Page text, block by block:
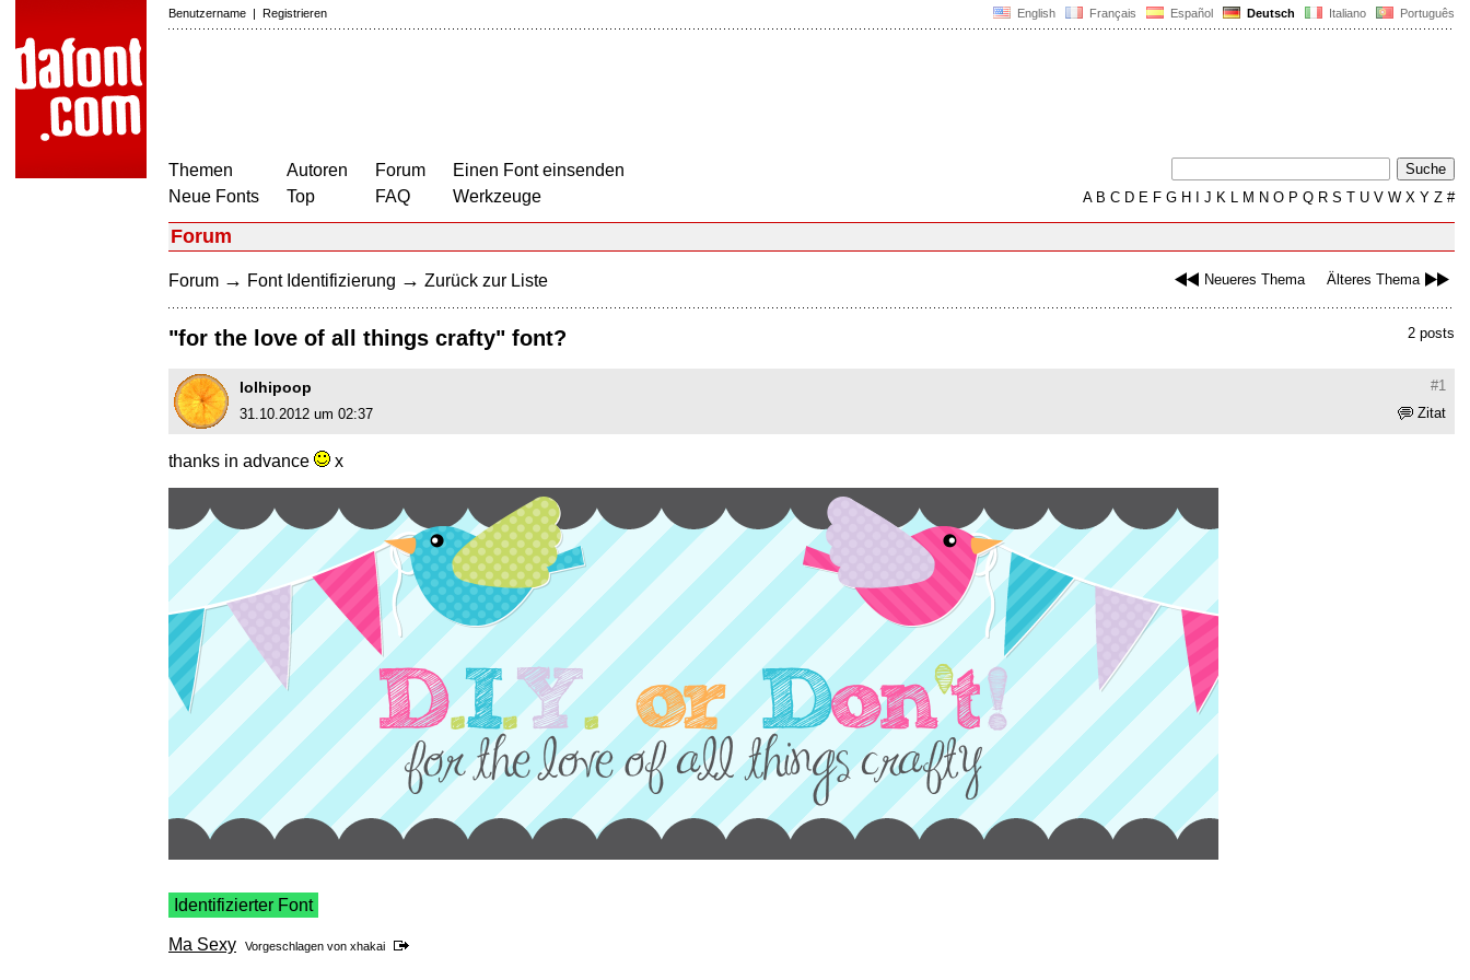
English Français Español Deutsch Italiano Português
Benutzername | Registrieren
Themen
Neue Fonts
Autoren
Top
Forum
FAQ
Einen Font einsenden
Werkzeuge
AB C D E F G H J K L M N O P Q R S T U V W X Y Z #
Forum
Neueres Thema Älteres Thema
Forum → Font Identifizierung → Zurück zur Liste
2 posts
"for the love of all things crafty" font?
#1
lolhipoop
Zitat
31.10.2012 um 02:37
thanks in advance x
Identifizierter Font
Ma Sexy Vorgeschlagen von xhakai